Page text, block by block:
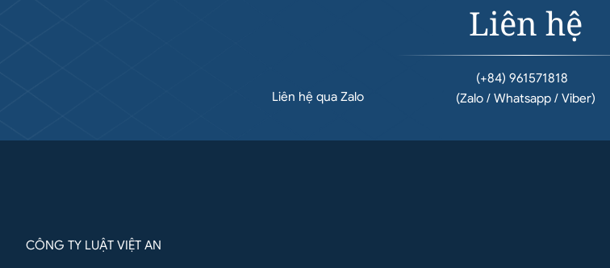
Liên hệ qua Zalo
Liên hệ
(+84) 961571818
(Zalo / Whatsapp / Viber)
CÔNG TY LUẬT VIỆT AN